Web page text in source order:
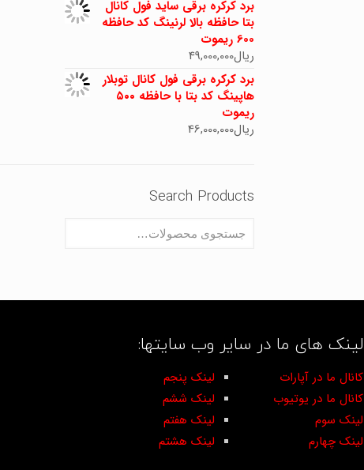
برد کرکره برقی ساید فول کانال
بتا حافظه بالا لرنینگ کد حافظه
600 ریموت
ریال49,000,000
برد کرکره برقی فول کانال توبلار
هاپینگ کد بتا با حافظه ۵۰۰
ریموت
ریال46,000,000
Search Products
لینک های ما در سایر وب سایتها:
لینک پنجم
لینک ششم
لینک هفتم
لینک هشتم
کانال ما در آپارات
کانال ما در یوتیوب
لینک سوم
لینک چهارم